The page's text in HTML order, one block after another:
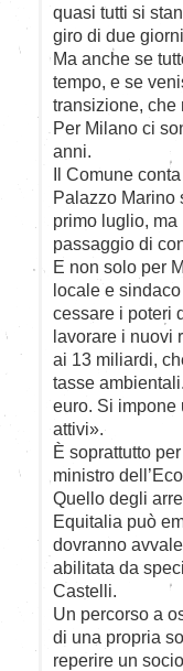
quasi tutti si
giro di due
Ma anche se
tempo, e se
transizione,
Per Milano ci
anni.
Il Comune
Palazzo Marino
primo luglio,
passaggio di
E non solo per
locale e
cessare i poteri
lavorare i nuovi
ai 13 miliardi,
tasse
euro. Si impone
attivi».
È soprattutto
ministro
Quello degli
Equitalia può
dovranno
abilitata da
Castelli.
Un percorso a
di una propria
reperire un